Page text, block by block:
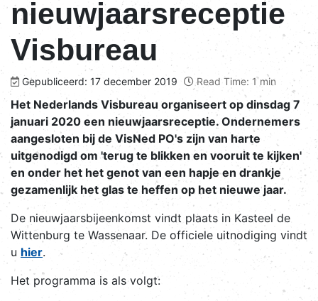
nieuwjaarsreceptie
Visbureau
Gepubliceerd: 17 december 2019 Read Time: 1 min
Het Nederlands Visbureau organiseert op dinsdag 7
januari 2020 een nieuwjaarsreceptie. Ondernemers
aangesloten bij de VisNed PO's zijn van harte
uitgenodigd om 'terug te blikken en vooruit te kijken'
en onder het het genot van een hapje en drankje
gezamenlijk het glas te heffen op het nieuwe jaar.
De nieuwjaarsbijeenkomst vindt plaats in Kasteel de
Wittenburg te Wassenaar. De officiele uitnodiging vindt
u hier.
Het programma is als volgt: